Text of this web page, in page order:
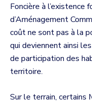
Foncière à l’existence
d’Aménagement
coût ne sont pas à la
qui deviennent ainsi
de participation des
territoire.
Sur le terrain, certains